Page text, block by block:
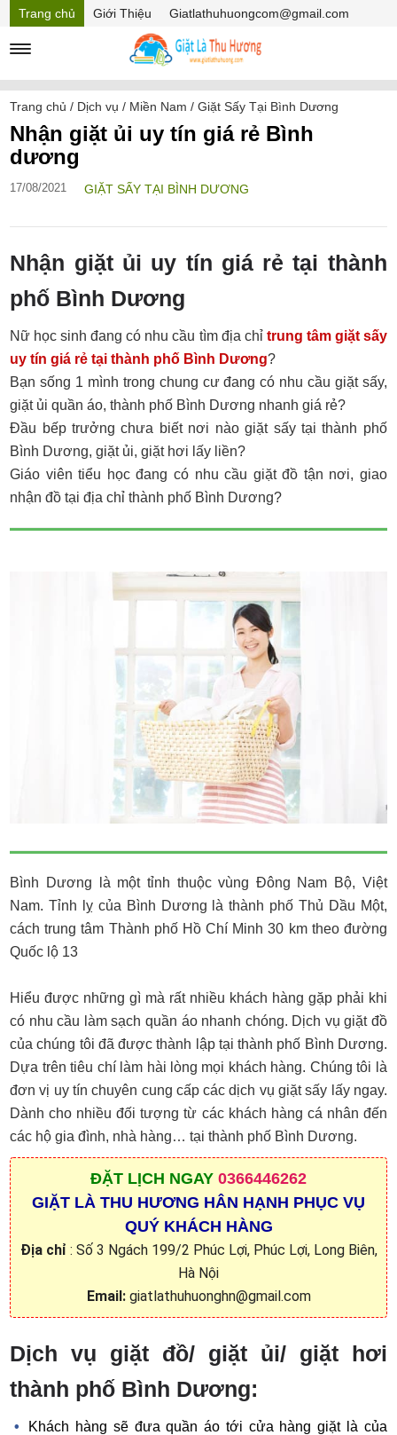
Trang chủ Giới Thiệu
Giatlathuhuongcom@gmail.com
Mã Giảm giá
Trang chủ / Dịch vụ / Miền Nam /Giặt Sấy Tại Bình Dương
Nhận giặt ủi uy tín giá rẻ Bình
dương
17/08/2021 GIẶT SẤY TẠI BÌNH DƯƠNG
Nhận giặt ủi uy tín giá rẻ tại thành
phố Bình Dương
Nữ học sinh đang có nhu cầu tìm địa chỉ trung tâm giặt sấy
uy tín giá rẻ tại thành phố Bình Dương?
Bạn sống 1 mình trong chung cư đang có nhu cầu giặt sấy,
giặt ủi quần áo, thành phố Bình Dương nhanh giá rẻ?
Đầu bếp trưởng chưa biết nơi nào giặt sấy tại thành phố
Bình Dương, giặt ủi, giặt hơi lấy liền?
Giáo viên tiểu học đang có nhu cầu giặt đồ tận nơi, giao
nhận đồ tại địa chỉ thành phố Bình Dương?
Bình Dương là một tỉnh thuộc vùng Đông Nam Bộ, Việt
Nam. Tỉnh lỵ của Bình Dương là thành phố Thủ Dầu Một,
cách trung tâm Thành phố Hồ Chí Minh 30 km theo đường
Quốc lộ 13
Hiểu được những gì mà rất nhiều khách hàng gặp phải khi
có nhu cầu làm sạch quần áo nhanh chóng. Dịch vụ giặt đồ
của chúng tôi đã được thành lập tại thành phố Bình Dương.
Dựa trên tiêu chí làm hài lòng mọi khách hàng. Chúng tôi là
đơn vị uy tín chuyên cung cấp các dịch vụ giặt sấy lấy ngay.
Dành cho nhiều đối tượng từ các khách hàng cá nhân đến
các hộ gia đình, nhà hàng… tại thành phố Bình Dương.
ĐẶT LỊCH NGAY 0366446262
GIẶT LÀ THU HƯƠNG HÂN HẠNH PHỤC VỤ
QUÝ KHÁCH HÀNG
Địa chỉ : Số 3 Ngách 199/2 Phúc Lợi, Phúc Lợi, Long Biên,
Hà Nội
Email:giatlathuhuonghn@gmail.com
Dịch vụ giặt đồ/ giặt ủi/ giặt hơi
thành phố Bình Dương:
Khách hàng sẽ đưa quần áo tới cửa hàng giặt là của